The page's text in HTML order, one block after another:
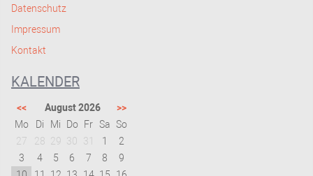
Datenschutz
Impressum
Kontakt
KALENDER
<< August 2026
>>
Mo
Di Mi Do Fr Sa So
27
28 29 30 31 1
2
3
4 5 6 7 8
9